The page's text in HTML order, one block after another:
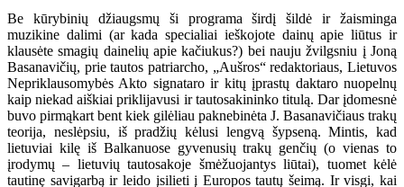
Be kūrybinių džiaugsmų ši programa širdį šildė ir žaisminga
muzikine dalimi (ar kada specialiai ieškojote dainų apie liūtus ir
klausėte smagių dainelių apie kačiukus?) bei nauju žvilgsniu į Joną
Basanavičių, prie tautos patriarcho, „Aušros“ redaktoriaus, Lietuvos
Nepriklausomybės Akto signataro ir kitų įprastų daktaro nuopelnų
kaip niekad aiškiai priklijavusi ir tautosakininko titulą. Dar įdomesnė
buvo pirmąkart bent kiek gilėliau paknebinėta J. Basanavičiaus trakų
teorija, neslėpsiu, iš pradžių kėlusi lengvą šypseną. Mintis, kad
lietuviai kilę iš Balkanuose gyvenusių trakų genčių (o vienas to
įrodymų – lietuvių tautosakoje šmėžuojantys liūtai), tuomet kėlė
tautinę savigarbą ir leido įsilieti į Europos tautų šeimą. Ir visgi, kai